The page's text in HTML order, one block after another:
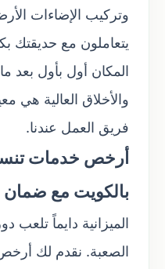
وتركيب الإضاءات
يتعاملون مع حديقتك
المكان أول بأول بعد
والأخلاق العالية
فريق العمل عندنا.
أرخص خدمات
بالكويت مع ضمان
الميزانية دايماً تلعب
الصعبة. نقدم لك